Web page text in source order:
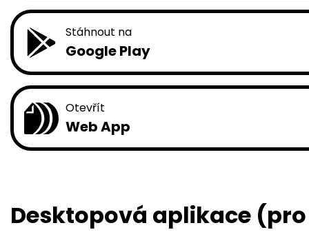
Stáhnout na
Google Play
Otevřít
Web App
Desktopová aplikace